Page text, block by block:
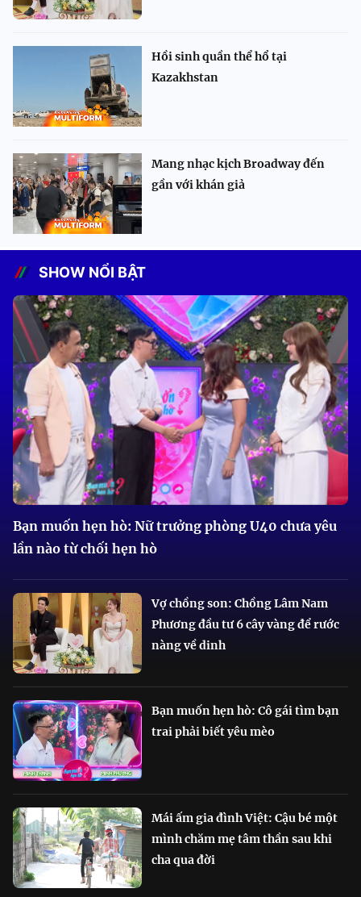
Hồi sinh quần thể hổ tại
Kazakhstan
Mang nhạc kịch Broadway đến
gần với khán giả
SHOW NỔI BẬT
Bạn muốn hẹn hò: Nữ trưởng phòng U40 chưa yêu
lần nào từ chối hẹn hò
Vợ chồng son: Chồng Lâm Nam
Phương đầu tư 6 cây vàng để rước
nàng về dinh
Bạn muốn hẹn hò: Cô gái tìm bạn
trai phải biết yêu mèo
Mái ấm gia đình Việt: Cậu bé một
mình chăm mẹ tâm thần sau khi
cha qua đời